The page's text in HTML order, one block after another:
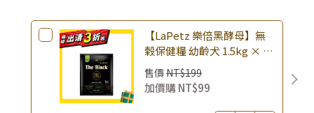
【LaPetz 樂倍黑酵母】無
榖保健糧 幼齡犬 1.5kg × 包
｜(廠效期20260818) 狗乾糧
狗飼料 幼犬飼料 無穀配方｜
即期品
售價 NT$199
加價購NT$99